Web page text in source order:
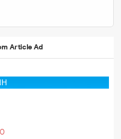
Article Ad